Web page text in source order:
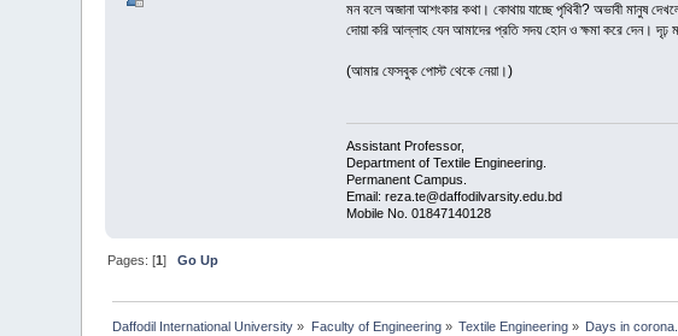
মন বলে অজানা আশংকার কথা। কোথায় যাচ্ছে পৃথিবী? অভাবী মানুষ
দোয়া করি আল্লাহ যেন আমাদের প্রতি সদয় হোন ও ক্ষমা করে দেন। দৃঢ়
(আমার ফেসবুক পোস্ট থেকে নেয়া।)
Assistant Professor,
Department of Textile Engineering.
Permanent Campus.
Email: reza.te@daffodilvarsity.edu.bd
Mobile No. 01847140128
Pages: [1]Go Up
Daffodil International University » Faculty of Engineering» Textile Engineering » Days in corona.